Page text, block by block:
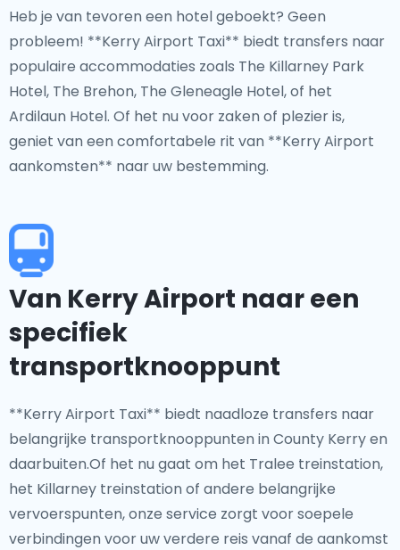
Heb je van tevoren een hotel geboekt? Geen
probleem! **Kerry Airport Taxi** biedt transfers naar
populaire accommodaties zoals The Killarney Park
Hotel, The Brehon, The Gleneagle Hotel, of het
Ardilaun Hotel. Of het nu voor zaken of plezier is,
geniet van een comfortabele rit van **Kerry Airport
aankomsten** naar uw bestemming.
Van Kerry Airport naar een
specifiek
transportknooppunt
**Kerry Airport Taxi** biedt naadloze transfers naar
belangrijke transportknooppunten in County Kerry en
daarbuiten.Of het nu gaat om het Tralee treinstation,
het Killarney treinstation of andere belangrijke
vervoerspunten, onze service zorgt voor soepele
verbindingen voor uw verdere reis vanaf de aankomst